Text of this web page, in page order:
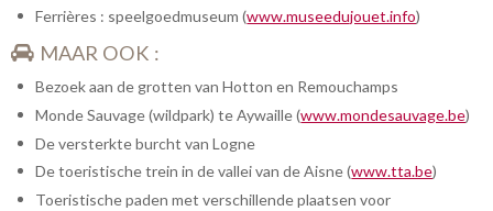
Ferrières : speelgoedmuseum (www.museedujouet.info)
MAAR OOK :
Bezoek aan de grotten van Hotton en Remouchamps
Monde Sauvage (wildpark) te Aywaille (www.mondesauvage.be)
De versterkte burcht van Logne
De toeristische trein in de vallei van de Aisne (www.tta.be)
Toeristische paden met verschillende plaatsen voor